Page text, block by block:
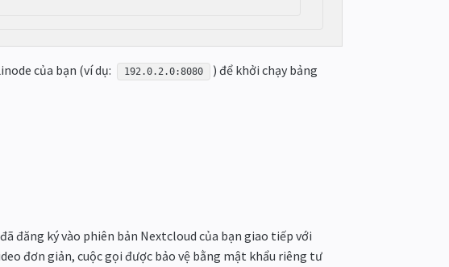
của bạn (ví dụ: 192.0.2.0:8080
) để khởi chạy bảng
đăng ký vào phiên bản Nextcloud của bạn giao tiếp với
đơn giản, cuộc gọi được bảo vệ bằng mật khẩu riêng tư